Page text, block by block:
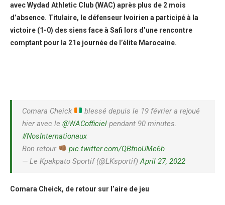
avec Wydad Athletic Club (WAC) après plus de 2 mois
d’absence. Titulaire, le défenseur Ivoirien a participé à la
victoire (1-0) des siens face à Safi lors d’une rencontre
comptant pour la 21e journée de l’élite Marocaine.
Comara Cheick
blessé depuis le 19 février a rejoué
hier avec le @WACofficiel pendant 90 minutes.
#NosInternationaux
Bon retour
pic.twitter.com/QBfnoUMe6b
— Le Kpakpato Sportif (@LKsportif)April 27, 2022
Comara Cheick, de retour sur l’aire de jeu